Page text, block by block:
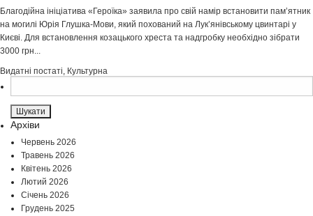
Благодійна ініціатива «Героїка» заявила про свій намір встановити пам’ятник
на могилі Юрія Глушка-Мови, який похований на Лук’янівському цвинтарі у
Києві. Для встановлення козацького хреста та надгробку необхідно зібрати
3000 грн...
Видатні постаті, Культурна
Архіви
Червень 2026
Травень 2026
Квітень 2026
Лютий 2026
Січень 2026
Грудень 2025